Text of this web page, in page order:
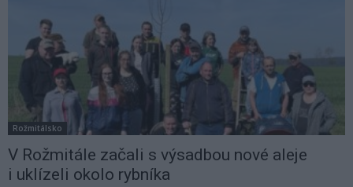
Rožmitálsko
V Rožmitále začali s výsadbou nové aleje
i uklízeli okolo rybníka